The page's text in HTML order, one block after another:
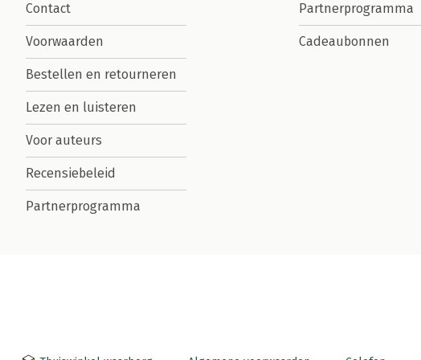
Contact
Voorwaarden
Bestellen en retourneren
Lezen en luisteren
Voor auteurs
Recensiebeleid
Partnerprogramma
Partnerprogramma
Cadeaubonnen